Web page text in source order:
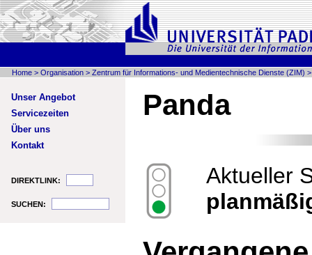
Home > Organisation > Zentrum für Informations- und Medientechnische Dienste (ZIM)
Unser Angebot
Servicezeiten
Über uns
Kontakt
DIREKTLINK:
SUCHEN:
Panda
Aktueller